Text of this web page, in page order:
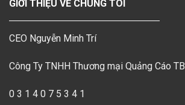
GIỚI THIỆU VỀ CHÚNG TÔI
CEO Nguyễn Minh Trí
Công Ty TNHH Thương mại Quảng Cáo TB
0 3 1 4 0 7 5 3 4 1